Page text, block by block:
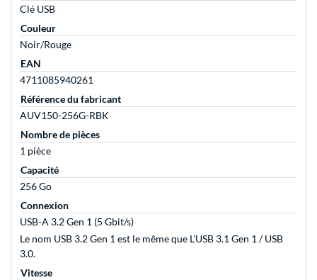
Clé USB
Couleur
Noir/Rouge
EAN
4711085940261
Référence du fabricant
AUV150-256G-RBK
Nombre de pièces
1 pièce
Capacité
256 Go
Connexion
USB-A 3.2 Gen 1 (5 Gbit/s)
Le nom USB 3.2 Gen 1 est le même que L'USB 3.1 Gen 1 / USB
3.0.
Vitesse